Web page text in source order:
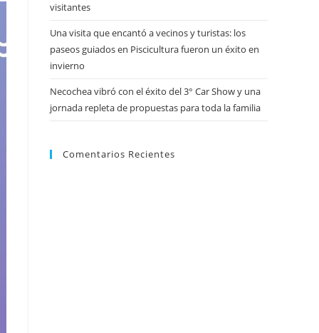
visitantes
Una visita que encantó a vecinos y turistas: los
paseos guiados en Piscicultura fueron un éxito en
invierno
Necochea vibró con el éxito del 3° Car Show y una
jornada repleta de propuestas para toda la familia
Comentarios Recientes